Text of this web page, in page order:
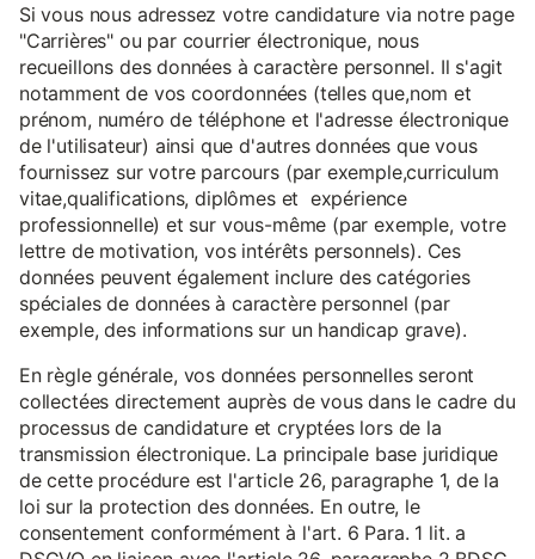
Si vous nous adressez votre candidature via notre page
"Carrières" ou par courrier électronique, nous
recueillons des données à caractère personnel. Il s'agit
notamment de vos coordonnées (telles que,nom et
prénom, numéro de téléphone et l'adresse électronique
de l'utilisateur) ainsi que d'autres données que vous
fournissez sur votre parcours (par exemple,curriculum
vitae,qualifications, diplômes et expérience
professionnelle) et sur vous-même (par exemple, votre
lettre de motivation, vos intérêts personnels). Ces
données peuvent également inclure des catégories
spéciales de données à caractère personnel (par
exemple, des informations sur un handicap grave).
En règle générale, vos données personnelles seront
collectées directement auprès de vous dans le cadre du
processus de candidature et cryptées lors de la
transmission électronique. La principale base juridique
de cette procédure est l'article 26, paragraphe 1, de la
loi sur la protection des données. En outre, le
consentement conformément à l'art. 6 Para. 1 lit. a